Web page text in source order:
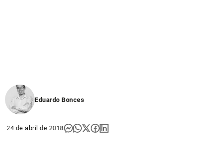
Eduardo Bonces
24 de abril de 2018